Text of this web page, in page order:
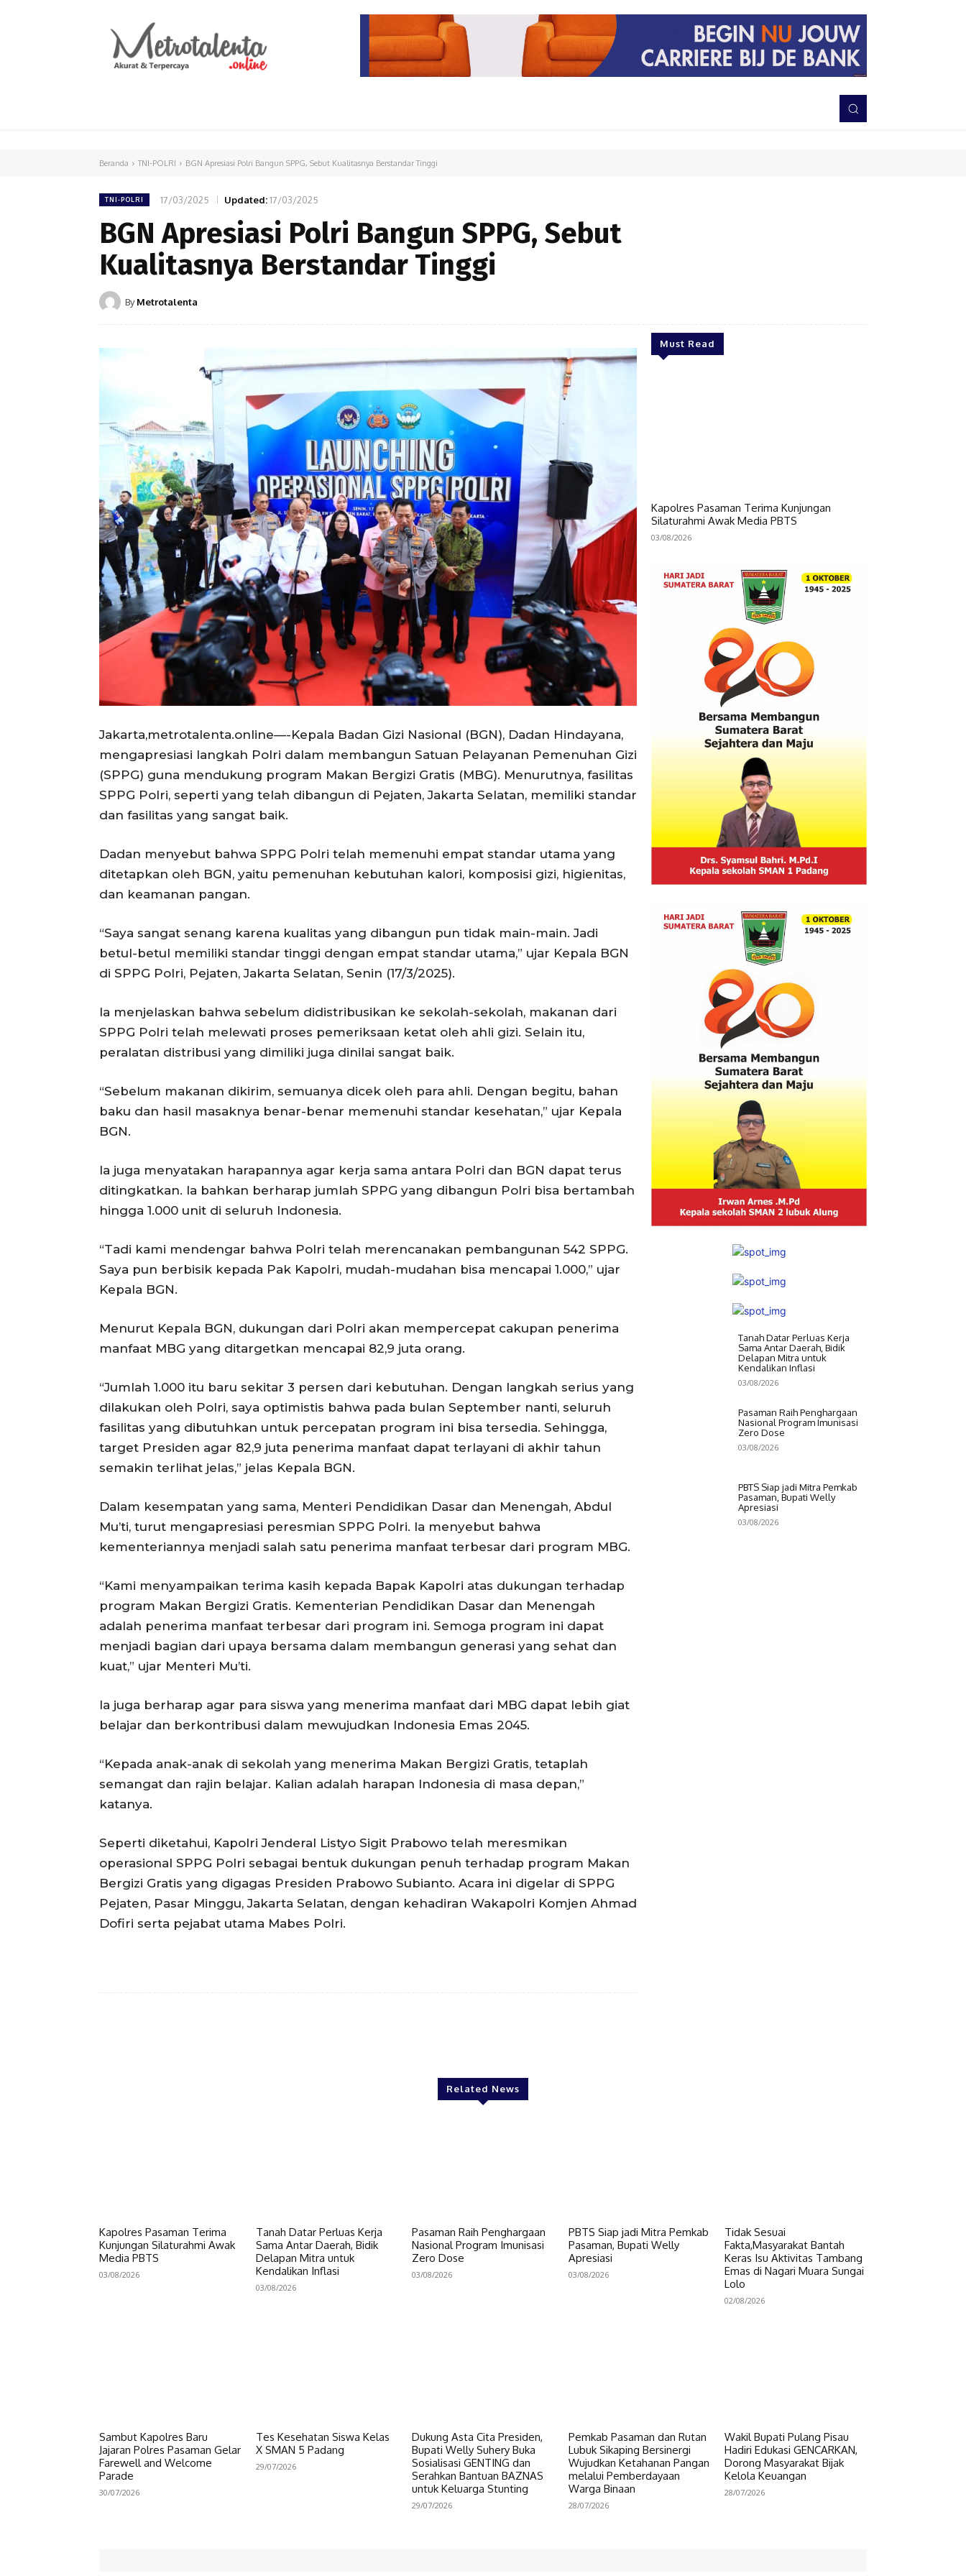
TNI-POLRI
Beranda TNI-POLRI BGN Apresiasi Polri Bangun SPPG, Sebut Kualitasnya Berstandar Tinggi
TNI-POLRI 17/03/2025 Updated:17/03/2025
BGN Apresiasi Polri Bangun SPPG, Sebut
Kualitasnya Berstandar Tinggi
By Metrotalenta
Jakarta,metrotalenta.online—-Kepala Badan Gizi Nasional (BGN), Dadan Hindayana,
mengapresiasi langkah Polri dalam membangun Satuan Pelayanan Pemenuhan Gizi
(SPPG) guna mendukung program Makan Bergizi Gratis (MBG). Menurutnya, fasilitas
SPPG Polri, seperti yang telah dibangun di Pejaten, Jakarta Selatan, memiliki standar
dan fasilitas yang sangat baik.
Dadan menyebut bahwa SPPG Polri telah memenuhi empat standar utama yang
ditetapkan oleh BGN, yaitu pemenuhan kebutuhan kalori, komposisi gizi, higienitas,
dan keamanan pangan.
“Saya sangat senang karena kualitas yang dibangun pun tidak main-main. Jadi
betul-betul memiliki standar tinggi dengan empat standar utama,” ujar Kepala BGN
di SPPG Polri, Pejaten, Jakarta Selatan, Senin (17/3/2025).
Ia menjelaskan bahwa sebelum didistribusikan ke sekolah-sekolah, makanan dari
SPPG Polri telah melewati proses pemeriksaan ketat oleh ahli gizi. Selain itu,
peralatan distribusi yang dimiliki juga dinilai sangat baik.
“Sebelum makanan dikirim, semuanya dicek oleh para ahli. Dengan begitu, bahan
baku dan hasil masaknya benar-benar memenuhi standar kesehatan,” ujar Kepala
BGN.
Ia juga menyatakan harapannya agar kerja sama antara Polri dan BGN dapat terus
ditingkatkan. Ia bahkan berharap jumlah SPPG yang dibangun Polri bisa bertambah
hingga 1.000 unit di seluruh Indonesia.
“Tadi kami mendengar bahwa Polri telah merencanakan pembangunan 542 SPPG.
Saya pun berbisik kepada Pak Kapolri, mudah-mudahan bisa mencapai 1.000,” ujar
Kepala BGN.
Menurut Kepala BGN, dukungan dari Polri akan mempercepat cakupan penerima
manfaat MBG yang ditargetkan mencapai 82,9 juta orang.
“Jumlah 1.000 itu baru sekitar 3 persen dari kebutuhan. Dengan langkah serius yang
dilakukan oleh Polri, saya optimistis bahwa pada bulan September nanti, seluruh
fasilitas yang dibutuhkan untuk percepatan program ini bisa tersedia. Sehingga,
target Presiden agar 82,9 juta penerima manfaat dapat terlayani di akhir tahun
semakin terlihat jelas,” jelas Kepala BGN.
Dalam kesempatan yang sama, Menteri Pendidikan Dasar dan Menengah, Abdul
Mu’ti, turut mengapresiasi peresmian SPPG Polri. Ia menyebut bahwa
kementeriannya menjadi salah satu penerima manfaat terbesar dari program MBG.
“Kami menyampaikan terima kasih kepada Bapak Kapolri atas dukungan terhadap
program Makan Bergizi Gratis. Kementerian Pendidikan Dasar dan Menengah
adalah penerima manfaat terbesar dari program ini. Semoga program ini dapat
menjadi bagian dari upaya bersama dalam membangun generasi yang sehat dan
kuat,” ujar Menteri Mu’ti.
Ia juga berharap agar para siswa yang menerima manfaat dari MBG dapat lebih giat
belajar dan berkontribusi dalam mewujudkan Indonesia Emas 2045.
“Kepada anak-anak di sekolah yang menerima Makan Bergizi Gratis, tetaplah
semangat dan rajin belajar. Kalian adalah harapan Indonesia di masa depan,”
katanya.
Seperti diketahui, Kapolri Jenderal Listyo Sigit Prabowo telah meresmikan
operasional SPPG Polri sebagai bentuk dukungan penuh terhadap program Makan
Bergizi Gratis yang digagas Presiden Prabowo Subianto. Acara ini digelar di SPPG
Pejaten, Pasar Minggu, Jakarta Selatan, dengan kehadiran Wakapolri Komjen Ahmad
Dofiri serta pejabat utama Mabes Polri.
Must Read
Kapolres Pasaman Terima Kunjungan
Silaturahmi Awak Media PBTS
03/08/2026
Tanah Datar Perluas Kerja
Sama Antar Daerah, Bidik
Delapan Mitra untuk
Kendalikan Inflasi
03/08/2026
Pasaman Raih Penghargaan
Nasional Program Imunisasi
Zero Dose
03/08/2026
PBTS Siap jadi Mitra Pemkab
Pasaman, Bupati Welly
Apresiasi
03/08/2026
Related News
Kapolres Pasaman Terima
Kunjungan Silaturahmi Awak
Media PBTS
03/08/2026
Tanah Datar Perluas Kerja
Sama Antar Daerah, Bidik
Delapan Mitra untuk
Kendalikan Inflasi
03/08/2026
Pasaman Raih Penghargaan
Nasional Program Imunisasi
Zero Dose
03/08/2026
PBTS Siap jadi Mitra Pemkab
Pasaman, Bupati Welly
Apresiasi
03/08/2026
Tidak Sesuai
Fakta,Masyarakat Bantah
Keras Isu Aktivitas Tambang
Emas di Nagari Muara Sungai
Lolo
02/08/2026
Sambut Kapolres Baru
Jajaran Polres Pasaman Gelar
Farewell and Welcome
Parade
30/07/2026
Tes Kesehatan Siswa Kelas
X SMAN 5 Padang
29/07/2026
Dukung Asta Cita Presiden,
Bupati Welly Suhery Buka
Sosialisasi GENTING dan
Serahkan Bantuan BAZNAS
untuk Keluarga Stunting
29/07/2026
Pemkab Pasaman dan Rutan
Lubuk Sikaping Bersinergi
Wujudkan Ketahanan Pangan
melalui Pemberdayaan
Warga Binaan
28/07/2026
Wakil Bupati Pulang Pisau
Hadiri Edukasi GENCARKAN,
Dorong Masyarakat Bijak
Kelola Keuangan
28/07/2026